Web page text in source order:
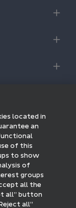
located in
an
of this
to show
of
groups
all the
all” button
all”